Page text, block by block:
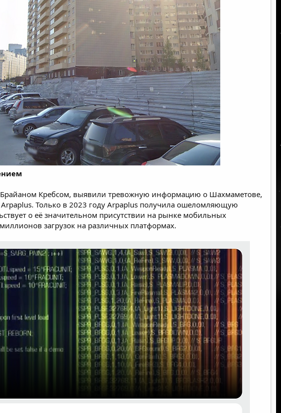
Брайаном Кребсом, выявили тревожную информацию о Шахмаметове,
Только в 2023 году Arpaplus получила ошеломляющую
о её значительном присутствии на рынке мобильных
загрузок на различных платформах.